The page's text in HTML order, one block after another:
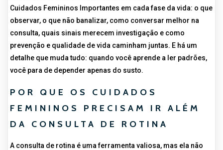
Cuidados Femininos Importantes em cada fase da vida: o que
observar, o que não banalizar, como conversar melhor na
consulta, quais sinais merecem investigação e como
prevenção e qualidade de vida caminham juntas. E há um
detalhe que muda tudo: quando você aprende a ler padrões,
você para de depender apenas do susto.
POR QUE OS CUIDADOS
FEMININOS PRECISAM IR ALÉM
DA CONSULTA DE ROTINA
A consulta de rotina é uma ferramenta valiosa, mas ela não